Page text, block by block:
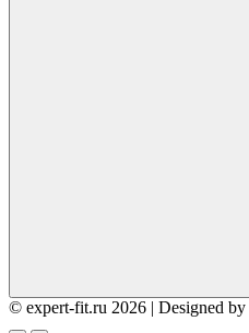
© expert-fit.ru 2026 | Designed by